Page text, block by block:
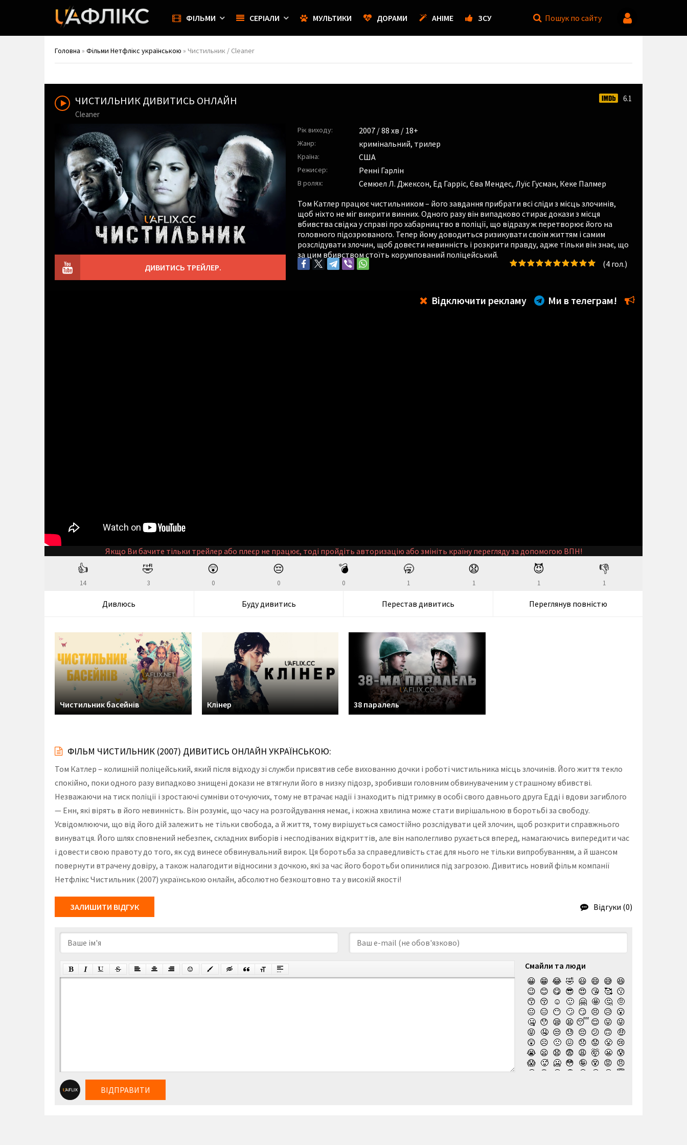
ФІЛЬМИ СЕРІАЛИ МУЛЬТИКИ ДОРАМИ АНІМЕ ЗСУ Пошук по сайту
Головна » Фільми Нетфлікс українською » Чистильник / Cleaner
ЧИСТИЛЬНИК ДИВИТИСЬ ОНЛАЙН
Cleaner
6.1
Рік виходу: 2007/ 88 хв / 18+
Жанр: кримінальний, трилер
Країна: США
Режисер: Ренні Гарлін
В ролях: Семюел Л. Джексон, Ед Гарріс, Єва Мендес, Луїс Гусман, Кеке Палмер
Том Катлер працює чистильником – його завдання прибрати всі сліди з місць злочинів,
щоб ніхто не міг викрити винних. Одного разу він випадково стирає докази з місця
вбивства свідка у справі про хабарництво в поліції, що відразу ж перетворює його на
головного підозрюваного. Тепер йому доводиться ризикувати своїм життям і самим
розслідувати злочин, щоб довести невинність і розкрити правду, адже тільки він знає, що
за цим вбивством стоїть корумпований поліцейський.
ДИВИТИСЬ ТРЕЙЛЕР.
(4 гол.)
Відключити рекламу Ми в телеграм!
Якщо Ви бачите тільки трейлер або плеєр не працює, тоді пройдіть авторизацію або змініть країну перегляду за допомогою ВПН!
👍
14
🤣
3
😲
0
😔
0
💣
0
🥱
1
😧
1
😈
1
👎
1
Дивлюсь Буду дивитись Перестав дивитись Переглянув повністю
Чистильник басейнів Клінер 38 паралель
ФІЛЬМ ЧИСТИЛЬНИК (2007) ДИВИТИСЬ ОНЛАЙН УКРАЇНСЬКОЮ:
Том Катлер – колишній поліцейський, який після відходу зі служби присвятив себе вихованню дочки і роботі чистильника місць злочинів. Його життя текло
спокійно, поки одного разу випадково знищені докази не втягнули його в низку підозр, зробивши головним обвинуваченим у страшному вбивстві.
Незважаючи на тиск поліції і зростаючі сумніви оточуючих, тому не втрачає надії і знаходить підтримку в особі свого давнього друга Едді і вдови загиблого
— Енн, які вірять в його невинність. Він розуміє, що часу на розгойдування немає, і кожна хвилина може стати вирішальною в боротьбі за свободу.
Усвідомлюючи, що від його дій залежить не тільки свобода, а й життя, тому вирішується самостійно розслідувати цей злочин, щоб розкрити справжнього
винуватця. Його шлях сповнений небезпек, складних виборів і несподіваних відкриттів, але він наполегливо рухається вперед, намагаючись випередити час
і довести свою правоту до того, як суд винесе обвинувальний вирок. Ця боротьба за справедливість стає для нього не тільки випробуванням, а й шансом
повернути втрачену довіру, а також налагодити відносини з дочкою, які за час його боротьби опинилися під загрозою. Дивитись новий фільм компанії
Нетфлікс Чистильник (2007) українською онлайн, абсолютно безкоштовно та у високій якості!
ЗАЛИШИТИ ВІДГУК Відгуки (0)
Смайли та люди
😀 😁 😂 🤣 😃 😄 😅 😆
😉 😊 😋 😎 😍 😘 🥰 😗
😙 😚 ☺️ 🙂 🤗 🤩 🤔 🤨
😐 😑 😶 🙄 😏 😣 😥 😮
🤐 😯 😪 😫 😴 😌 😛 😜
😝 🤤 😒 😓 😔 😕 🙃 🤑
😲 ☹️ 🙁 😖 😞 😟 😤 😢
😭 😦 😧 😨 😩 🤯 😬 😰
😱 🥵 🥶 😳 🤪 😵 😡 😠
🤬
😷 🤒 🤕 🤢 🤮 🤧 😇
ВІДПРАВИТИ